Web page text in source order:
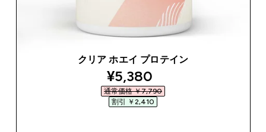
クリア ホエイ プロテイン
discounted price
¥5,380‎
通常価格 ￥7,790‎
割引 ￥2,410‎